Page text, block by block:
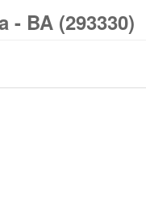
BA (293330)